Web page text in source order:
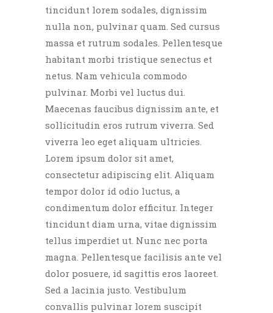
tincidunt lorem sodales, dignissim
nulla non, pulvinar quam. Sed cursus
massa et rutrum sodales. Pellentesque
habitant morbi tristique senectus et
netus. Nam vehicula commodo
pulvinar. Morbi vel luctus dui.
Maecenas faucibus dignissim ante, et
sollicitudin eros rutrum viverra. Sed
viverra leo eget aliquam ultricies.
Lorem ipsum dolor sit amet,
consectetur adipiscing elit. Aliquam
tempor dolor id odio luctus, a
condimentum dolor efficitur. Integer
tincidunt diam urna, vitae dignissim
tellus imperdiet ut. Nunc nec porta
magna. Pellentesque facilisis ante vel
dolor posuere, id sagittis eros laoreet.
Sed a lacinia justo. Vestibulum
convallis pulvinar lorem suscipit